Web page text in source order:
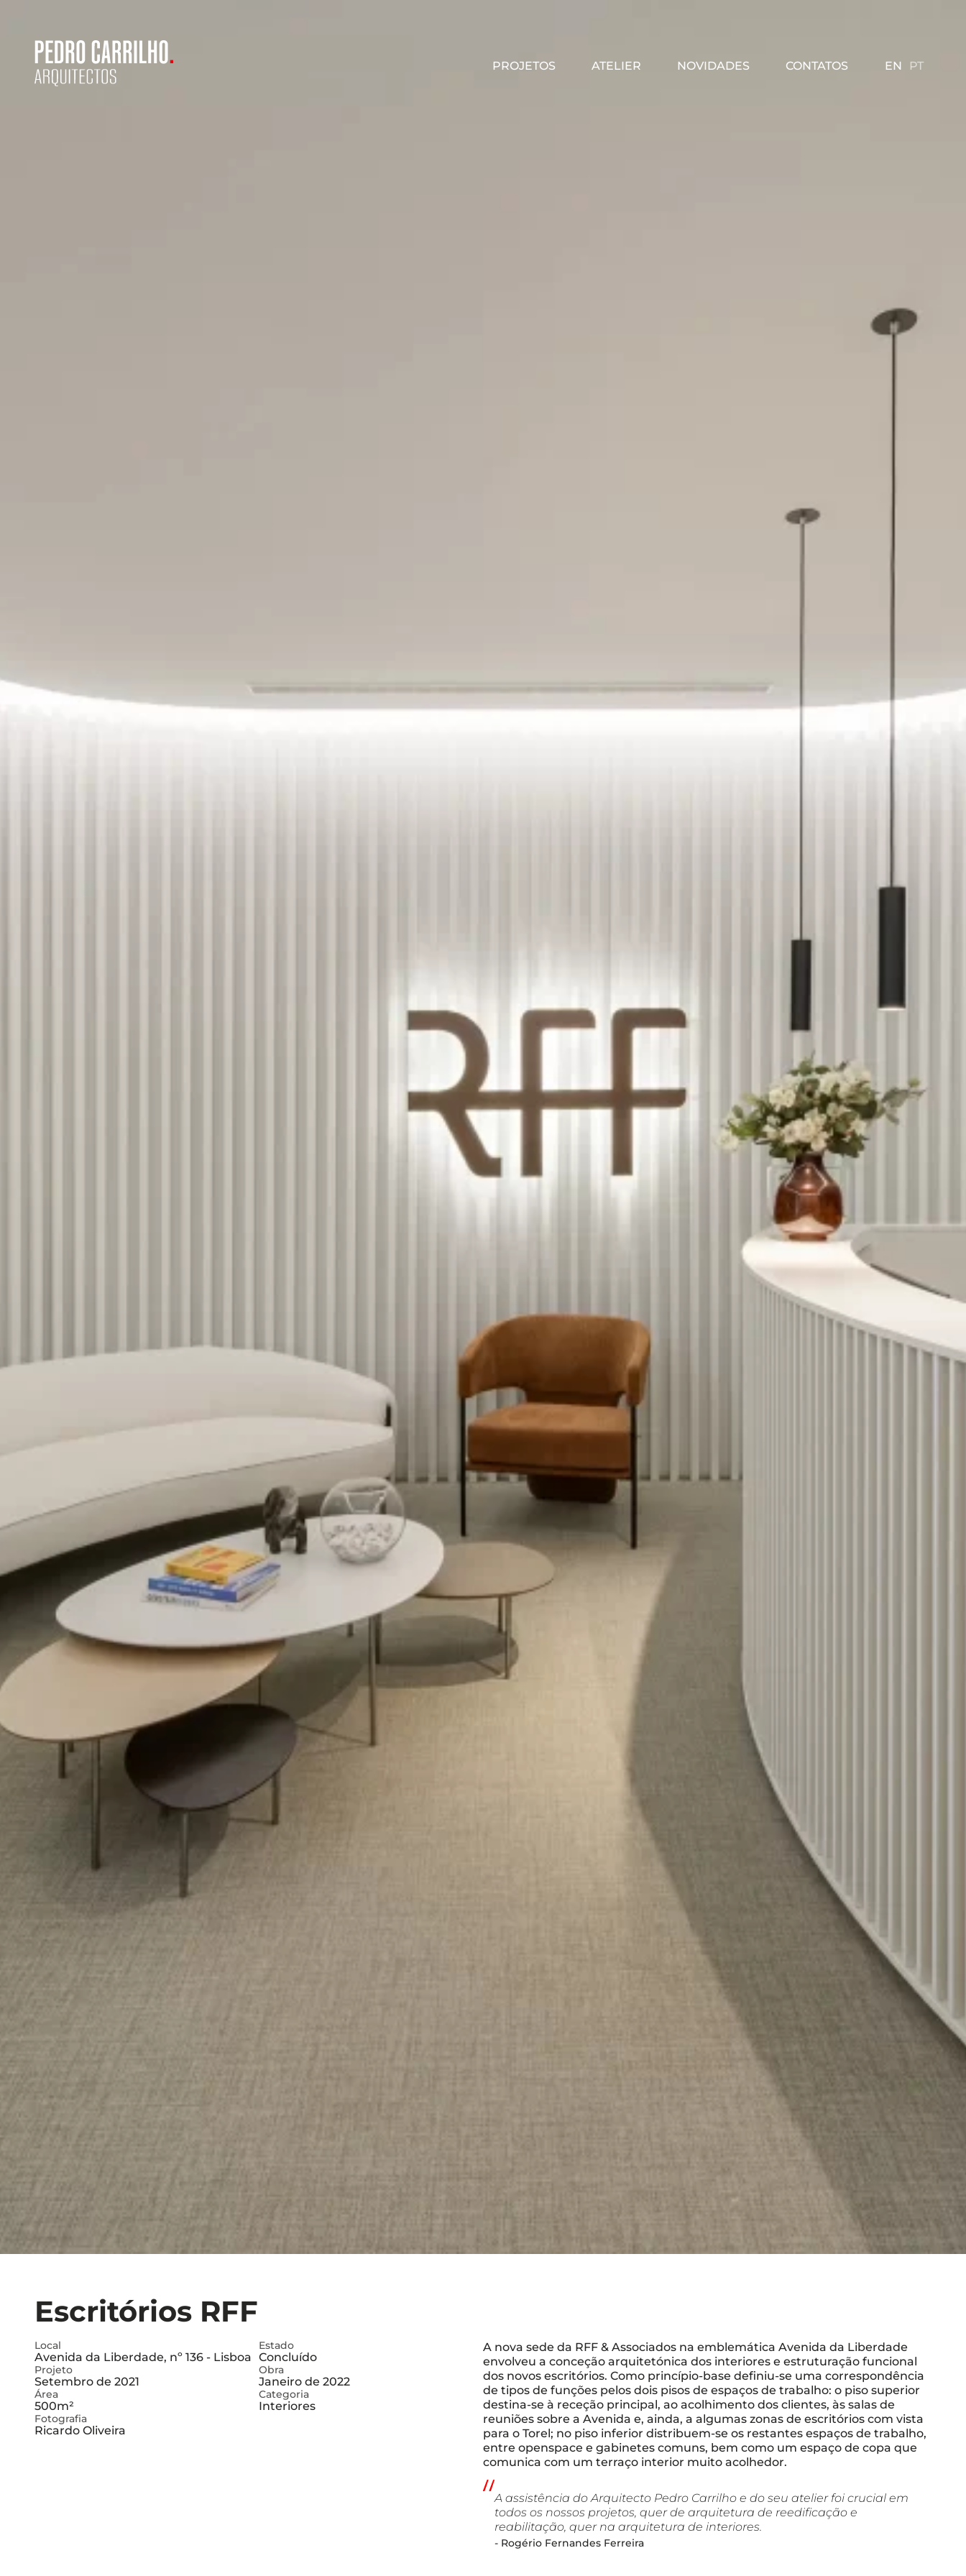
PROJETOS ATELIER NOVIDADES CONTATOS EN PT
Escritórios RFF
Local
Avenida da Liberdade, nº 136 - Lisboa
Estado
Concluído
Projeto
Setembro de 2021
Obra
Janeiro de 2022
Área
500m²
Categoria
Interiores
Fotografia
Ricardo Oliveira
A nova sede da RFF & Associados na emblemática Avenida da Liberdade
envolveu a conceção arquitetónica dos interiores e estruturação funcional
dos novos escritórios. Como princípio-base definiu-se uma correspondência
de tipos de funções pelos dois pisos de espaços de trabalho: o piso superior
destina-se à receção principal, ao acolhimento dos clientes, às salas de
reuniões sobre a Avenida e, ainda, a algumas zonas de escritórios com vista
para o Torel; no piso inferior distribuem-se os restantes espaços de trabalho,
entre openspace e gabinetes comuns, bem como um espaço de copa que
comunica com um terraço interior muito acolhedor.
A assistência do Arquitecto Pedro Carrilho e do seu atelier foi crucial em
todos os nossos projetos, quer de arquitetura de reedificação e
reabilitação, quer na arquitetura de interiores.
- Rogério Fernandes Ferreira